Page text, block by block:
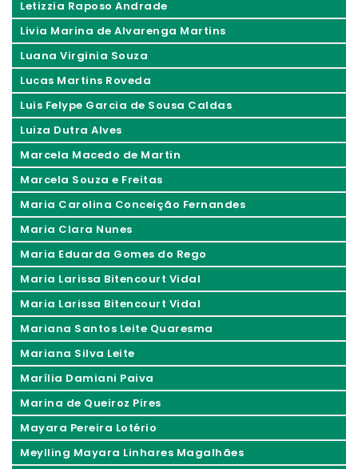
Letizzia Raposo Andrade
Livia Marina de Alvarenga Martins
Luana Virginia Souza
Lucas Martins Roveda
Luis Felype Garcia de Sousa Caldas
Luiza Dutra Alves
Marcela Macedo de Martin
Marcela Souza e Freitas
Maria Carolina Conceição Fernandes
Maria Clara Nunes
Maria Eduarda Gomes do Rego
Maria Larissa Bitencourt Vidal
Maria Larissa Bitencourt Vidal
Mariana Santos Leite Quaresma
Mariana Silva Leite
Marília Damiani Paiva
Marina de Queiroz Pires
Mayara Pereira Lotério
Meylling Mayara Linhares Magalhães